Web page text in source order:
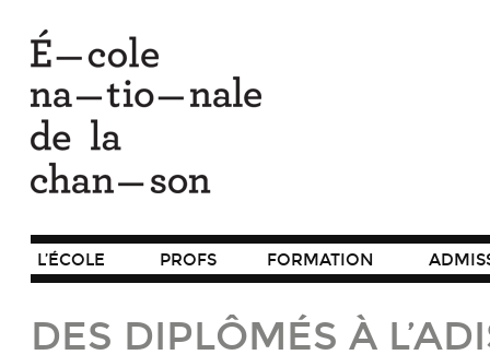
L’ÉCOLE PROFS FORMATION
DES DIPLÔMÉS À